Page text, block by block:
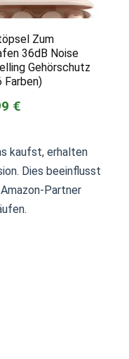
Zum
36dB Noise
Gehörschutz
Farben)
€
kaufst, erhalten
Dies beeinflusst
Partner